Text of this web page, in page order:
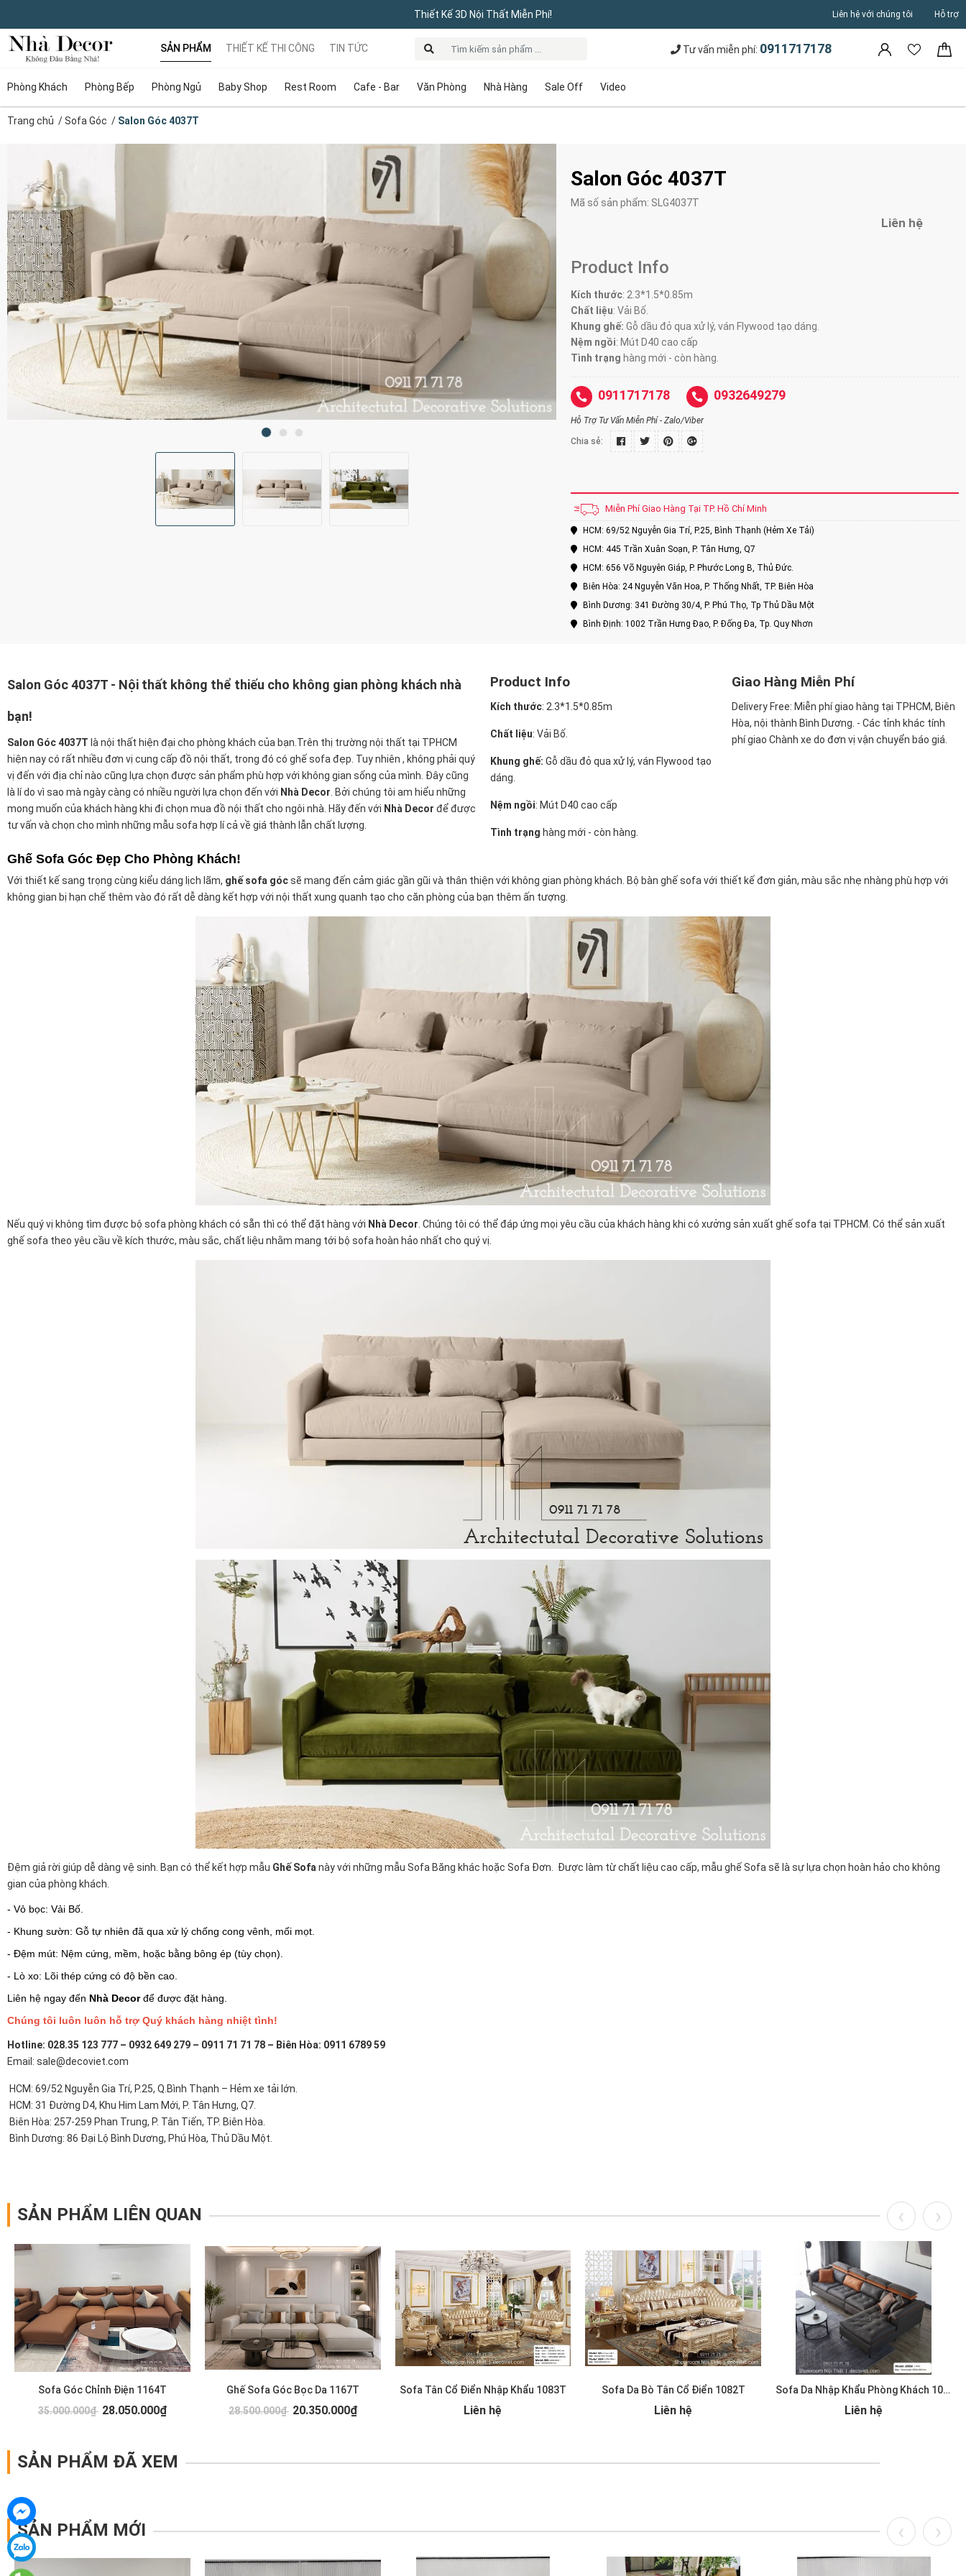
Thiết Kế 3D Nội Thất Miễn Phí! Liên hệ với chúng tôi Hỗ trợ
SẢN PHẨM
Phòng Khách Phòng Bếp Phòng Ngủ Baby Shop Rest Room Cafe - Bar Văn Phòng Nhà Hàng Sale Off Video
THIẾT KẾ THI CÔNG TIN TỨC Tư vấn miễn phí: 0911717178
Trang chủ /Sofa Góc / Salon Góc 4037T
Salon Góc 4037T
Mã số sản phẩm: SLG4037T
Liên hệ
Product Info
Kích thước: 2.3*1.5*0.85m
Chất liệu: Vải Bố.
Khung ghế: Gỗ dầu đỏ qua xử lý, ván Flywood tạo dáng.
Nệm ngồi: Mút D40 cao cấp
Tình trạng hàng mới - còn hàng.
0911717178 0932649279
Hỗ Trợ Tư Vấn Miễn Phí - Zalo/Viber
Chia sẻ:
Miễn Phí Giao Hàng Tại TP. Hồ Chí Minh
HCM: 69/52 Nguyễn Gia Trí, P.25, Bình Thạnh (Hẻm Xe Tải)
HCM: 445 Trần Xuân Soạn, P. Tân Hưng, Q7
HCM: 656 Võ Nguyên Giáp, P. Phước Long B, Thủ Đức.
Biên Hòa: 24 Nguyễn Văn Hoa, P. Thống Nhất, TP. Biên Hòa
Bình Dương: 341 Đường 30/4, P. Phú Thọ, Tp Thủ Dầu Một
Bình Định: 1002 Trần Hưng Đạo, P. Đống Đa, Tp. Quy Nhơn
Salon Góc 4037T - Nội thất không thể thiếu cho không gian phòng khách nhà
bạn!
Salon Góc 4037T là nội thất hiện đại cho phòng khách của bạn.Trên thị trường nội thất tại TPHCM
hiện nay có rất nhiều đơn vị cung cấp đồ nội thất, trong đó có ghế sofa đẹp. Tuy nhiên , không phải quý
vị đến với địa chỉ nào cũng lựa chọn được sản phẩm phù hợp với không gian sống của mình. Đây cũng
là lí do vì sao mà ngày càng có nhiều người lựa chọn đến với Nhà Decor. Bởi chúng tôi am hiểu những
mong muốn của khách hàng khi đi chọn mua đồ nội thất cho ngôi nhà. Hãy đến với Nhà Decor để được
tư vấn và chọn cho mình những mẫu sofa hợp lí cả về giá thành lẫn chất lượng.
Product Info
Kích thước: 2.3*1.5*0.85m
Chất liệu: Vải Bố.
Khung ghế: Gỗ dầu đỏ qua xử lý, ván Flywood tạo
dáng.
Nệm ngồi: Mút D40 cao cấp
Tình trạng hàng mới - còn hàng.
Giao Hàng Miễn Phí
Delivery Free: Miễn phí giao hàng tại TPHCM, Biên
Hòa, nội thành Bình Dương. - Các tỉnh khác tính
phí giao Chành xe do đơn vị vận chuyển báo giá.
Ghế Sofa Góc Đẹp Cho Phòng Khách!
Với thiết kế sang trọng cùng kiểu dáng lịch lãm, ghế sofa gócsẽ mang đến cảm giác gần gũi và thân thiện với không gian phòng khách. Bộ bàn ghế sofa với thiết kế đơn giản, màu sắc nhẹ nhàng phù hợp với
không gian bị hạn chế thêm vào đó rất dễ dàng kết hợp với nội thất xung quanh tạo cho căn phòng của bạn thêm ấn tượng.
Nếu quý vị không tìm được bộ sofa phòng khách có sẵn thì có thể đặt hàng với Nhà Decor. Chúng tôi có thể đáp ứng mọi yêu cầu của khách hàng khi có xưởng sản xuất ghế sofa tại TPHCM. Có thể sản xuất
ghế sofa theo yêu cầu về kích thước, màu sắc, chất liệu nhằm mang tới bộ sofa hoàn hảo nhất cho quý vị.
Đệm giả rời giúp dễ dàng vệ sinh. Bạn có thể kết hợp mẫu Ghế Sofanày với những mẫu Sofa Băng khác hoặc Sofa Đơn. Được làm từ chất liệu cao cấp, mẫu ghế Sofa sẽ là sự lựa chọn hoàn hảo cho không
gian của phòng khách.
- Vỏ bọc: Vải Bố.
- Khung sườn: Gỗ tự nhiên đã qua xử lý chống cong vênh, mối mọt.
- Đệm mút: Nệm cứng, mềm, hoặc bằng bông ép (tùy chọn).
- Lò xo: Lõi thép cứng có độ bền cao.
Liên hệ ngay đến Nhà Decorđể được đặt hàng.
Chúng tôi luôn luôn hỗ trợ Quý khách hàng nhiệt tình!
Hotline: 028.35 123 777 – 0932 649 279 – 0911 71 71 78 – Biên Hòa: 0911 6789 59
Email: sale@decoviet.com
HCM: 69/52 Nguyễn Gia Trí, P.25, Q.Bình Thạnh – Hẻm xe tải lớn.
HCM: 31 Đường D4, Khu Him Lam Mới, P. Tân Hưng, Q7.
Biên Hòa: 257-259 Phan Trung, P. Tân Tiến, TP. Biên Hòa.
Bình Dương: 86 Đại Lộ Bình Dương, Phú Hòa, Thủ Dầu Một.
SẢN PHẨM LIÊN QUAN
Sofa Góc Chỉnh Điện 1164T
35.000.000₫ 28.050.000₫
Ghế Sofa Góc Bọc Da 1167T
28.500.000₫ 20.350.000₫
Sofa Tân Cổ Điển Nhập Khẩu 1083T
Liên hệ
Sofa Da Bò Tân Cổ Điển 1082T
Liên hệ
Sofa Da Nhập Khẩu Phòng Khách 1079T
Liên hệ
SẢN PHẨM ĐÃ XEM
SẢN PHẨM MỚI